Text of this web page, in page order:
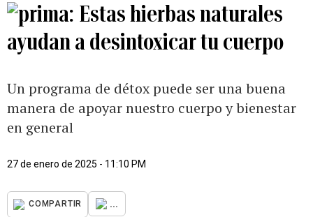
Estas hierbas naturales
ayudan a desintoxicar tu cuerpo
Un programa de détox puede ser una buena
manera de apoyar nuestro cuerpo y bienestar
en general
27 de enero de 2025 - 11:10 PM
COMPARTIR ...